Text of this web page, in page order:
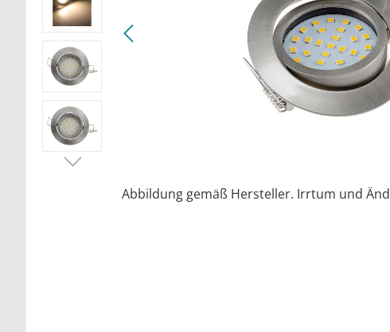
Abbildung gemäß Hersteller. Irrtum und